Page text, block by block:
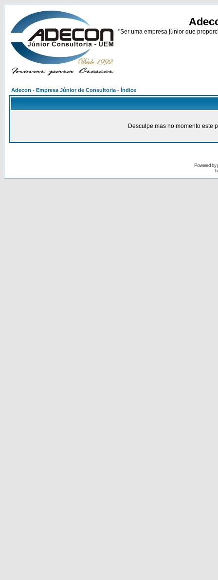
"Ser uma empresa júnior que
Adecon - Empresa Júnior de Consultoria - Índice
Desculpe mas no momento este
Powered by